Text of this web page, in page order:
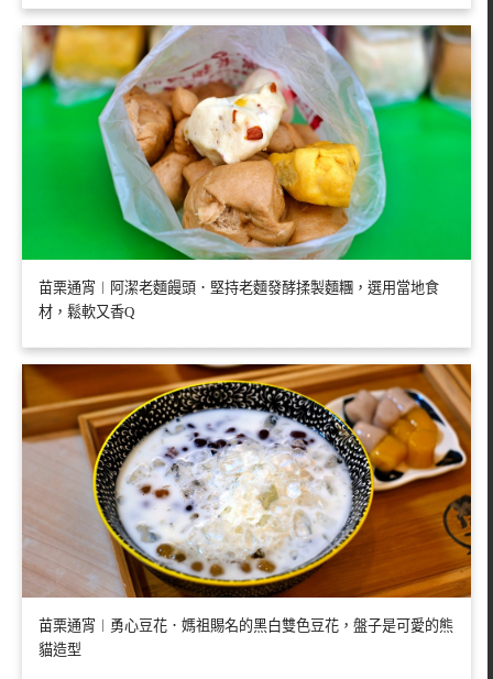
苗栗通宵︱阿潔老麵饅頭．堅持老麵發酵揉製麵糰，選用當地食
材，鬆軟又香Q
苗栗通宵︱勇心豆花．媽祖賜名的黑白雙色豆花，盤子是可愛的熊
貓造型